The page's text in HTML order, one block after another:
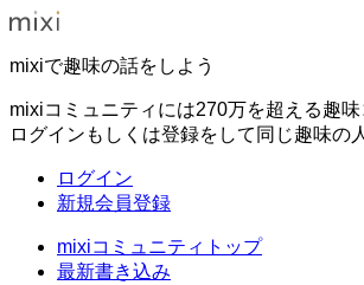
mixiで趣味の話をしよう
mixiコミュニティには270万を超える趣
ログインもしくは登録をして同じ趣味の
ログイン
新規会員登録
mixiコミュニティトップ
最新書き込み